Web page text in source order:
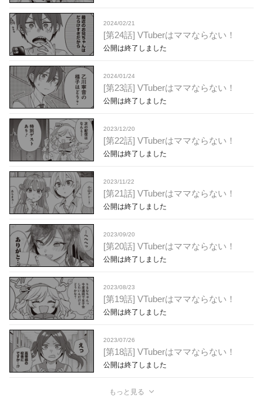
2024/02/21
[第24話] VTuberはママならない！
公開は終了しました
2024/01/24
[第23話] VTuberはママならない！
公開は終了しました
2023/12/20
[第22話] VTuberはママならない！
公開は終了しました
2023/11/22
[第21話] VTuberはママならない！
公開は終了しました
2023/09/20
[第20話] VTuberはママならない！
公開は終了しました
2023/08/23
[第19話] VTuberはママならない！
公開は終了しました
2023/07/26
[第18話] VTuberはママならない！
公開は終了しました
もっと見る